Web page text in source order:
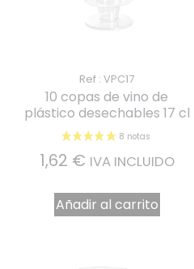
1 nota
Ref : VPC17
10 copas de vino de
plástico desechables 17 cl
1,62 € IVA INCLUIDO
Añadir al carrito